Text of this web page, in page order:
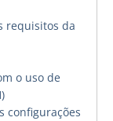
requisitos da
o uso de
configurações